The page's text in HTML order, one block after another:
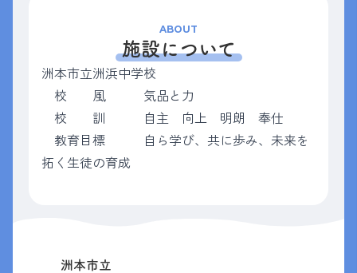
ABOUT
施設について
洲本市立洲浜中学校
校 風 気品と力
校 訓 自主 向上 明朗 奉仕
教育目標 自ら学び、共に歩み、未来を
拓く生徒の育成
洲本市立